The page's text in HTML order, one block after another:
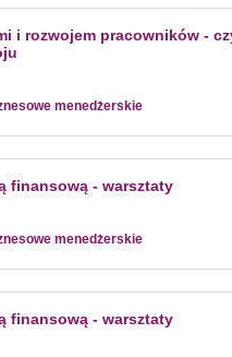
i rozwojem pracowników -
menedżerskie
finansową - warsztaty
menedżerskie
finansową - warsztaty